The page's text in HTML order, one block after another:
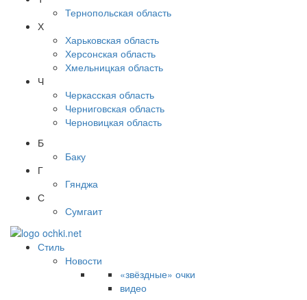
Тернопольская область
Х
Харьковская область
Херсонская область
Хмельницкая область
Ч
Черкасская область
Черниговская область
Черновицкая область
Б
Баку
Г
Гянджа
С
Сумгаит
Стиль
Новости
«звёздные» очки
видео